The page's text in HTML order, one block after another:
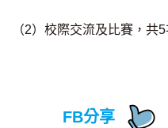
（2）校際交流及比賽，共
FB分享